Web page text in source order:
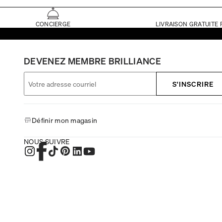
CONCIERGE LIVRAISON GRATUITE
DEVENEZ MEMBRE BRILLIANCE
S'INSCRIRE
Définir mon magasin
NOUS SUIVRE